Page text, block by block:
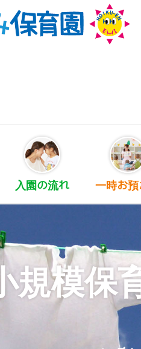
入園の流れ 一時お預
規模保